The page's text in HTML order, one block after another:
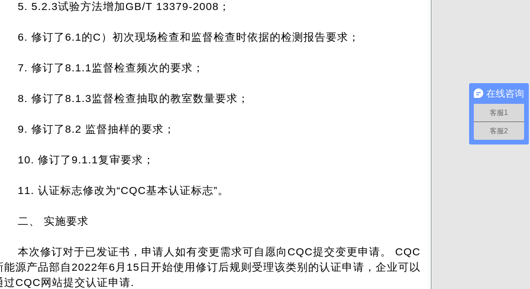
5.2.3试验方法增加GB/T 13379-2008；
修订了6.1的C）初次现场检查和监督检查时依据的检测报告要求；
修订了8.1.1监督检查频次的要求；
修订了8.1.3监督检查抽取的教室数量要求；
修订了8.2 监督抽样的要求；
修订了9.1.1复审要求；
认证标志修改为“CQC基本认证标志”。
、 实施要求
次修订对于已发证书，申请人如有变更需求可自愿向CQC提交变更申请。 CQC
能源产品部自2022年6月15日开始使用修订后规则受理该类别的认证申请，企业可以
过CQC网站提交认证申请.
在线咨询
客服1
客服2